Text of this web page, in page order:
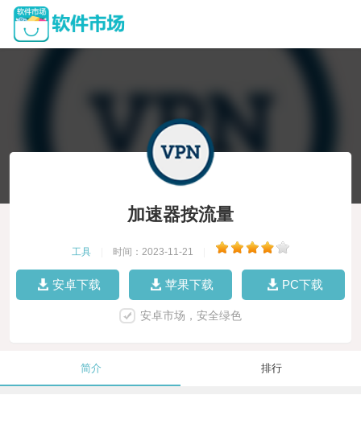
加速器按流量
工具 时间：2023-11-21
安卓下载 苹果下载 PC下载
安卓市场，安全绿色
简介 排行